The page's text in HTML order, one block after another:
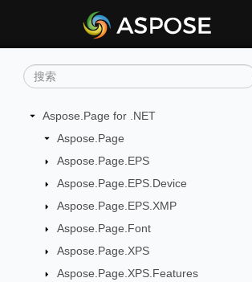
Aspose.Page for .NET
Aspose.Page
Aspose.Page.EPS
Aspose.Page.EPS.Device
Aspose.Page.EPS.XMP
Aspose.Page.Font
Aspose.Page.XPS
Aspose.Page.XPS.Features